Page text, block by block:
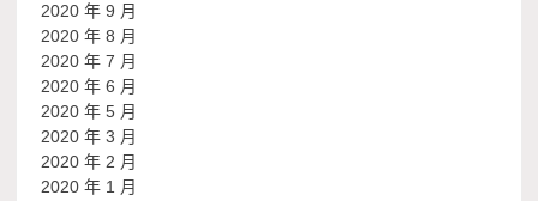
2020 年 9 月
2020 年 8 月
2020 年 7 月
2020 年 6 月
2020 年 5 月
2020 年 3 月
2020 年 2 月
2020 年 1 月